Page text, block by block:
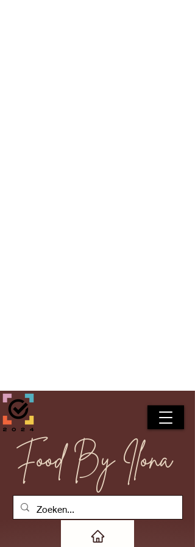
Food By Ilona